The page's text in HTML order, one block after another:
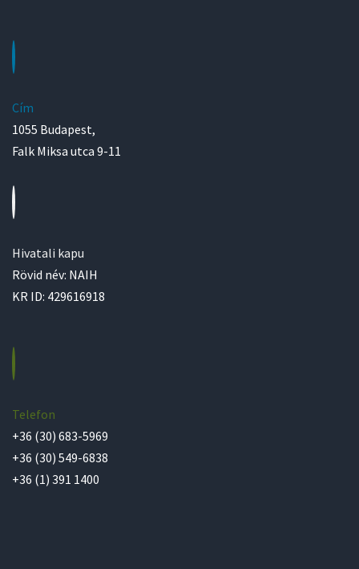
Cím
1055 Budapest,
Falk Miksa utca 9-11
Hivatali kapu
Rövid név: NAIH
KR ID: 429616918
Telefon
+36 (30) 683-5969
+36 (30) 549-6838
+36 (1) 391 1400